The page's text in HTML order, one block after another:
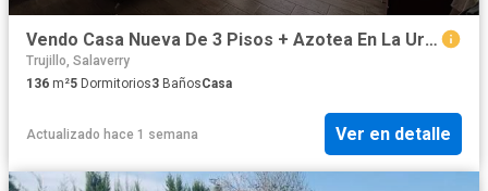
Vendo Casa Nueva De 3 Pisos + Azotea En La Urb. Altos Del Valle 1° Etapa, Area 136.37M2, $ 135,000.00
Trujillo, Salaverry
136 m²5 Dormitorios3 BañosCasa
Actualizado hace 1 semana Ver en detalle